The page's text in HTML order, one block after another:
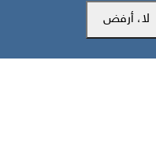
على جبهات الجنوب
لا، أرفض